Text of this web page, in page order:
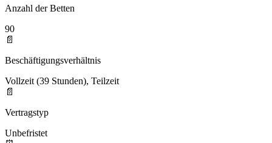
Anzahl der Betten
90
📄
Beschäftigungsverhältnis
Vollzeit (39 Stunden), Teilzeit
📄
Vertragstyp
Unbefristet